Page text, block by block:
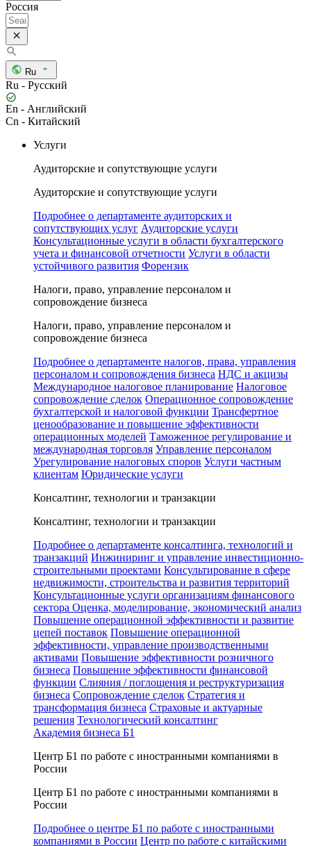
Россия
Ru
Ru - Русский
En - Английский
Cn - Китайский
Услуги
Аудиторские и сопутствующие услуги
Аудиторские и сопутствующие услуги
Подробнее о департаменте аудиторских и
сопутствующих услуг Аудиторские услуги
Консультационные услуги в области бухгалтерского
учета и финансовой отчетности Услуги в области
устойчивого развития Форензик
Налоги, право, управление персоналом и
сопровождение бизнеса
Налоги, право, управление персоналом и
сопровождение бизнеса
Подробнее о департаменте налогов, права, управления
персоналом и сопровождения бизнеса НДС и акцизы
Международное налоговое планирование Налоговое
сопровождение сделок Операционное сопровождение
бухгалтерской и налоговой функции Трансфертное
ценообразование и повышение эффективности
операционных моделей Таможенное регулирование и
международная торговля Управление персоналом
Урегулирование налоговых споров Услуги частным
клиентам Юридические услуги
Консалтинг, технологии и транзакции
Консалтинг, технологии и транзакции
Подробнее о департаменте консалтинга, технологий и
транзакций Инжиниринг и управление инвестиционно-
строительными проектами Консультирование в сфере
недвижимости, строительства и развития территорий
Консультационные услуги организациям финансового
сектора Оценка, моделирование, экономический анализ
Повышение операционной эффективности и развитие
цепей поставок Повышение операционной
эффективности, управление производственными
активами Повышение эффективности розничного
бизнеса Повышение эффективности финансовой
функции Слияния / поглощения и реструктуризация
бизнеса Сопровождение сделок Стратегия и
трансформация бизнеса Страховые и актуарные
решения Технологический консалтинг
Академия бизнеса Б1
Центр Б1 по работе с иностранными компаниями в
России
Центр Б1 по работе с иностранными компаниями в
России
Подробнее о центре Б1 по работе с иностранными
компаниями в России Центр по работе с китайскими